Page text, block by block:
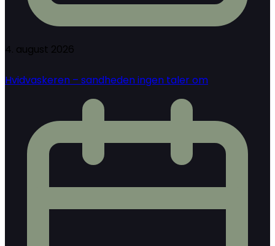
4. august 2026
Hvidvaskeren – sandheden ingen taler om